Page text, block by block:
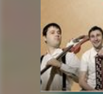
ДОВІДКА